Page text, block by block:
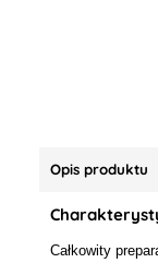
Opis produktu
Całkowity